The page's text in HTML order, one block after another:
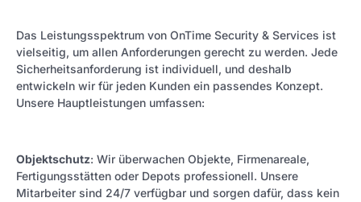
Das Leistungsspektrum von OnTime Security & Services ist
vielseitig, um allen Anforderungen gerecht zu werden. Jede
Sicherheitsanforderung ist individuell, und deshalb
entwickeln wir für jeden Kunden ein passendes Konzept.
Unsere Hauptleistungen umfassen:
Objektschutz: Wir überwachen Objekte, Firmenareale,
Fertigungsstätten oder Depots professionell. Unsere
Mitarbeiter sind 24/7 verfügbar und sorgen dafür, dass kein